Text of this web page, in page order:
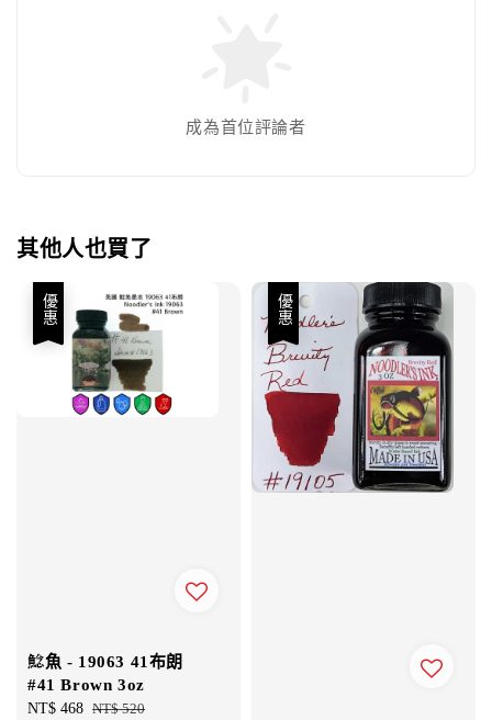
成為首位評論者
其他人也買了
優惠
鯰魚 - 19063 41布朗
#41 Brown 3oz
Sale
NT$ 468 Regular
NT$ 520
優惠